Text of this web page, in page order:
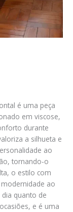
é uma peça
em viscose,
durante
a silhueta e
ao
tornando-o
o estilo com
ao
quanto de
e é uma